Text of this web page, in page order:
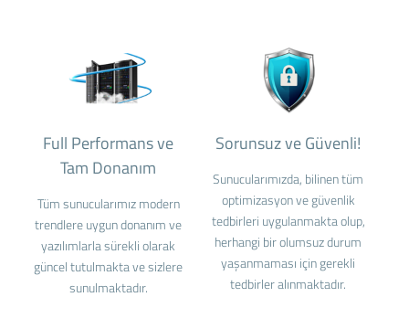
Full Performans ve
Tam Donanım
Tüm sunucularımız modern
trendlere uygun donanım ve
yazılımlarla sürekli olarak
güncel tutulmakta ve sizlere
sunulmaktadır.
Sorunsuz ve Güvenli!
Sunucularımızda, bilinen tüm
optimizasyon ve güvenlik
tedbirleri uygulanmakta olup,
herhangi bir olumsuz durum
yaşanmaması için gerekli
tedbirler alınmaktadır.